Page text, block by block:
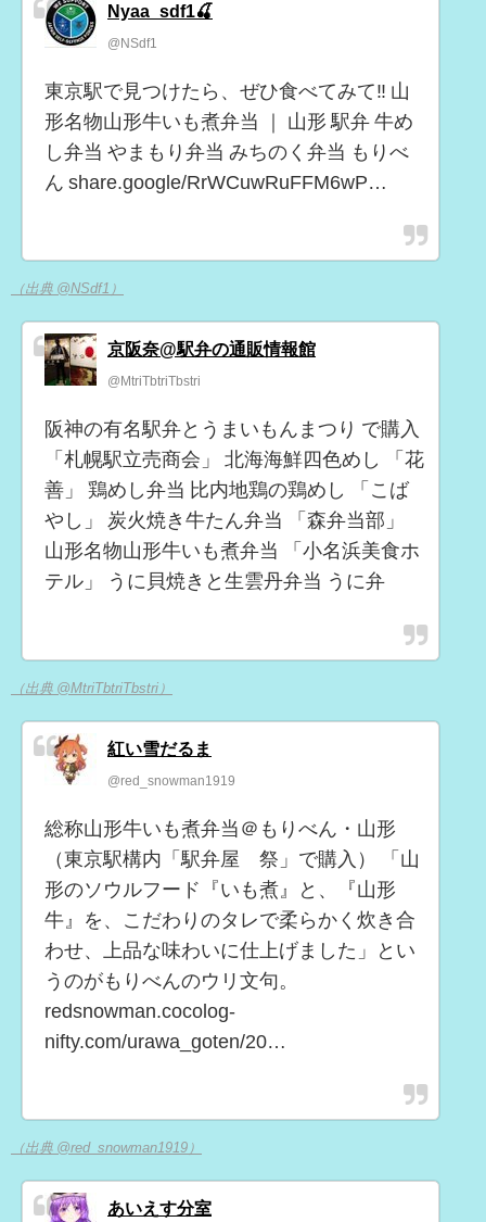
Nyaa_sdf1🍒
@NSdf1
東京駅で見つけたら、ぜひ食べてみて‼️ 山
形名物山形牛いも煮弁当 ｜ 山形 駅弁 牛め
し弁当 やまもり弁当 みちのく弁当 もりべ
ん share.google/RrWCuwRuFFM6wP…
（出典 @NSdf1）
京阪奈@駅弁の通販情報館
@MtriTbtriTbstri
阪神の有名駅弁とうまいもんまつり で購入
「札幌駅立売商会」 北海海鮮四色めし 「花
善」 鶏めし弁当 比内地鶏の鶏めし 「こば
やし」 炭火焼き牛たん弁当 「森弁当部」
山形名物山形牛いも煮弁当 「小名浜美食ホ
テル」 うに貝焼きと生雲丹弁当 うに弁
（出典 @MtriTbtriTbstri）
紅い雪だるま
@red_snowman1919
総称山形牛いも煮弁当＠もりべん・山形
（東京駅構内「駅弁屋 祭」で購入） 「山
形のソウルフード『いも煮』と、『山形
牛』を、こだわりのタレで柔らかく炊き合
わせ、上品な味わいに仕上げました」とい
うのがもりべんのウリ文句。
redsnowman.cocolog-
nifty.com/urawa_goten/20…
（出典 @red_snowman1919）
あいえす分室